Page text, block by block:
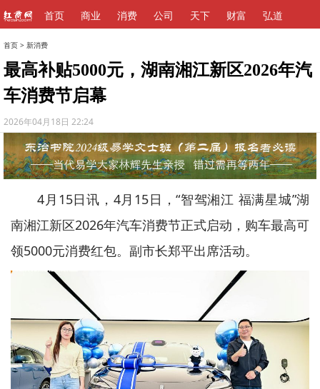
首页 商业 消费 公司 天下 财富 弘道
首页 > 新消费
最高补贴5000元，湖南湘江新区2026年汽
车消费节启幕
2026年04月18日 22:24
4月15日讯，4月15日，“智驾湘江 福满星城”湖
南湘江新区2026年汽车消费节正式启动，购车最高可
领5000元消费红包。副市长郑平出席活动。